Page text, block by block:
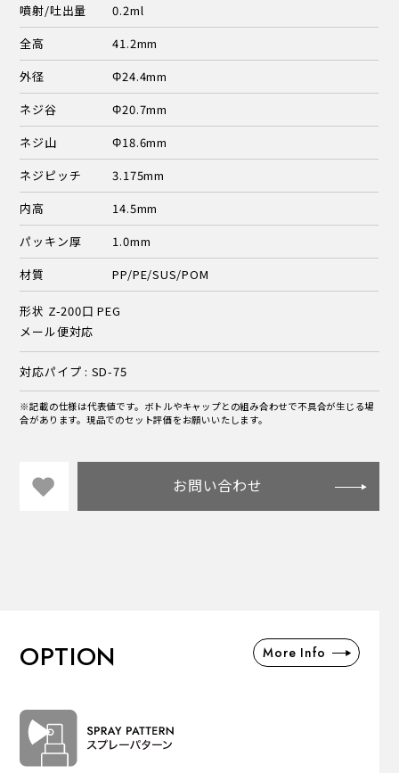
噴射/吐出量
0.2ml
全高
41.2mm
外径
Φ24.4mm
ネジ谷
Φ20.7mm
ネジ山
Φ18.6mm
ネジピッチ
3.175mm
内高
14.5mm
パッキン厚
1.0mm
材質
PP/PE/SUS/POM
形状 Z-200口 PEG
メール便対応
対応パイプ : SD-75
※記載の仕様は代表値です。ボトルやキャップとの組み合わせで不具合が生じる場
合があります。現品でのセット評価をお願いいたします。
お問い合わせ
OPTION More Info